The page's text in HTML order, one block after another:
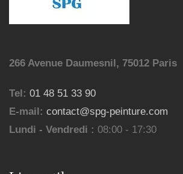
266 Avenue Daumesnil, 75012 Paris
Tel: 01 48 51 33 90
E-mail: contact@spg-peinture.com
Lundi - Vendredi : 08:00 - 17:30